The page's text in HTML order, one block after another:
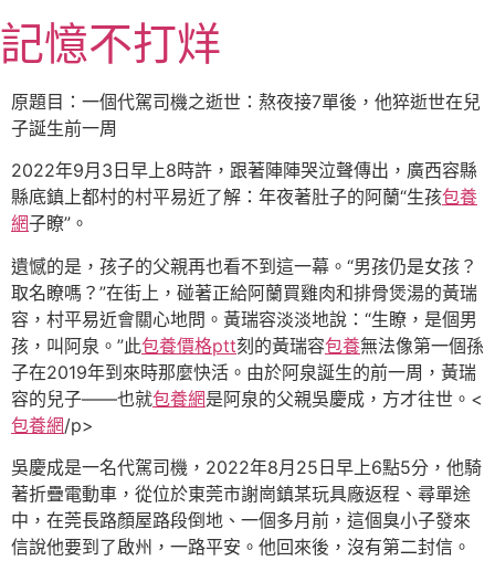
至
主
要
內
記憶不打烊
原題目：一個代駕司機之逝世：熬夜接7單後，他猝逝世在兒
子誕生前一周
2022年9月3日早上8時許，跟著陣陣哭泣聲傳出，廣西容縣
縣底鎮上都村的村平易近了解：年夜著肚子的阿蘭“生孩包養
網子瞭”。
遺憾的是，孩子的父親再也看不到這一幕。“男孩仍是女孩？
取名瞭嗎？”在街上，碰著正給阿蘭買雞肉和排骨煲湯的黃瑞
容，村平易近會關心地問。黃瑞容淡淡地說：“生瞭，是個男
孩，叫阿泉。”此包養價格ptt刻的黃瑞容包養無法像第一個孫
子在2019年到來時那麼快活。由於阿泉誕生的前一周，黃瑞
容的兒子——也就包養網是阿泉的父親吳慶成，方才往世。<
包養網/p>
吳慶成是一名代駕司機，2022年8月25日早上6點5分，他騎
著折疊電動車，從位於東莞市謝崗鎮某玩具廠返程、尋單途
中，在莞長路顏屋路段倒地、一個多月前，這個臭小子發來
信說他要到了啟州，一路平安。他回來後，沒有第二封信。